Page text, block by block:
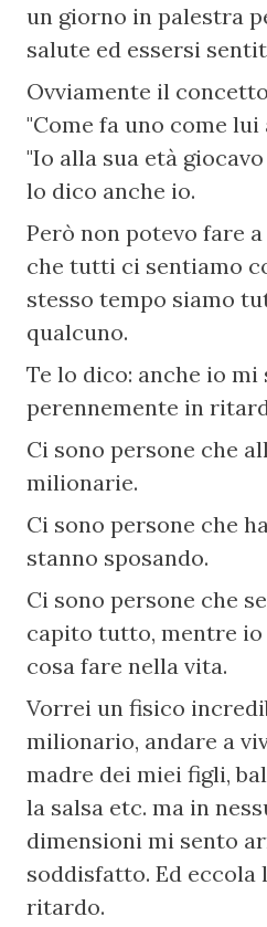
un giorno in palestra
salute ed essersi
Ovviamente il
"Come fa uno come
"Io alla sua età
lo dico anche io.
Però non potevo fare
che tutti ci sentiamo
stesso tempo siamo
qualcuno.
Te lo dico: anche io mi
perennemente in
Ci sono persone che
milionarie.
Ci sono persone che
stanno sposando.
Ci sono persone che
capito tutto, mentre io
cosa fare nella vita.
Vorrei un fisico
milionario, andare a
madre dei miei figli,
la salsa etc. ma in
dimensioni mi sento
soddisfatto. Ed eccola
ritardo.